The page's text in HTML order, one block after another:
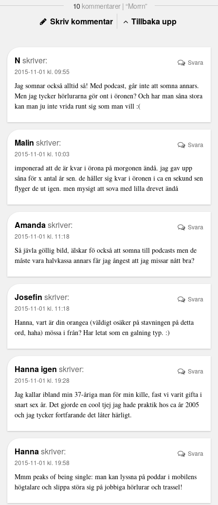
10 kommentarer | “Morrn”
Skriv kommentar Tillbaka upp
N skriver:
2015-11-01 kl. 09:55
Jag somnar också alltid så! Med podcast, går inte att somna annars.
Men jag tycker hörlurarna gör ont i öronen? Och har man såna stora
kan man ju inte vrida runt sig som man vill :(
Svara
Malin skriver:
2015-11-01 kl. 10:03
imponerad att de är kvar i örona på morgonen ändå. jag gav upp
såna för x antal år sen. de håller sig kvar i öronen i ca en sekund sen
flyger de ut igen. men mysigt att sova med lilla drevet ändå
Svara
Amandaskriver:
2015-11-01 kl. 11:18
Så jävla göllig bild, älskar fö också att somna till podcasts men de
måste vara halvkassa annars får jag ångest att jag missar nått bra?
Svara
Josefin skriver:
2015-11-01 kl. 11:18
Hanna, vart är din orangea (väldigt osäker på stavningen på detta
ord, haha) mössa i från? Har letat som en galning typ. :)
Svara
Hanna igen skriver:
2015-11-01 kl. 19:28
Jag kallar ibland min 37-åriga man för min kille, fast vi varit gifta i
snart sex år. Det gjorde en cool tjej jag hade praktik hos ca år 2005
och jag tycker fortfarande det låter härligt.
Svara
Hannaskriver:
2015-11-01 kl. 19:58
Mmm peaks of being single: man kan lyssna på poddar i mobilens
högtalare och slippa störa sig på jobbiga hörlurar och trassel!
Svara